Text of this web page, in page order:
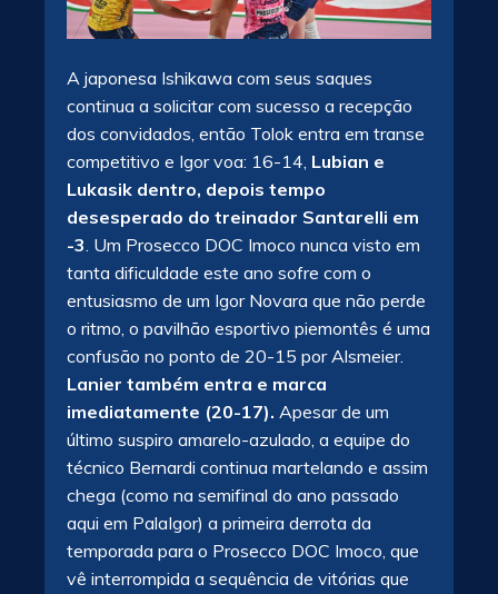
A japonesa Ishikawa com seus saques
continua a solicitar com sucesso a recepção
dos convidados, então Tolok entra em transe
competitivo e Igor voa: 16-14, Lubian e
Lukasik dentro, depois tempo
desesperado do treinador Santarelli em
-3. Um Prosecco DOC Imoco nunca visto em
tanta dificuldade este ano sofre com o
entusiasmo de um Igor Novara que não perde
o ritmo, o pavilhão esportivo piemontês é uma
confusão no ponto de 20-15 por Alsmeier.
Lanier também entra e marca
imediatamente (20-17). Apesar de um
último suspiro amarelo-azulado, a equipe do
técnico Bernardi continua martelando e assim
chega (como na semifinal do ano passado
aqui em PalaIgor) a primeira derrota da
temporada para o Prosecco DOC Imoco, que
vê interrompida a sequência de vitórias que